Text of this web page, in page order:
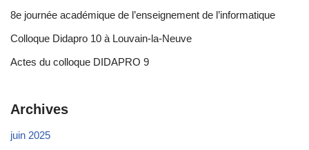
8e journée académique de l’enseignement de l’informatique
Colloque Didapro 10 à Louvain-la-Neuve
Actes du colloque DIDAPRO 9
Archives
juin 2025